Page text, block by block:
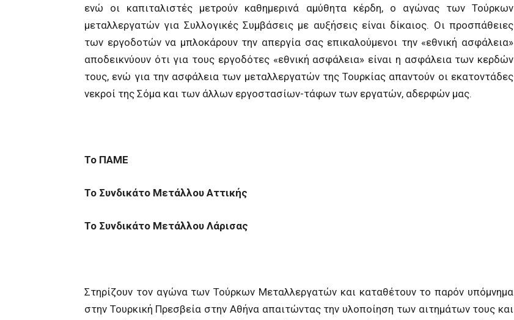
ενώ οι καπιταλιστές μετρούν καθημερινά αμύθητα κέρδη, ο αγώνας των Τούρκων
μεταλλεργατών για Συλλογικές Συμβάσεις με αυξήσεις είναι δίκαιος. Οι προσπάθειες
των εργοδοτών να μπλοκάρουν την απεργία σας επικαλούμενοι την «εθνική ασφάλεια»
αποδεικνύουν ότι για τους εργοδότες «εθνική ασφάλεια» είναι η ασφάλεια των κερδών
τους, ενώ για την ασφάλεια των μεταλλεργατών της Τουρκίας απαντούν οι εκατοντάδες
νεκροί της Σόμα και των άλλων εργοστασίων-τάφων των εργατών, αδερφών μας.
Το ΠΑΜΕ
Το Συνδικάτο Μετάλλου Αττικής
Το Συνδικάτο Μετάλλου Λάρισας
Στηρίζουν τον αγώνα των Τούρκων Μεταλλεργατών και καταθέτουν το παρόν υπόμνημα
στην Τουρκική Πρεσβεία στην Αθήνα απαιτώντας την υλοποίηση των αιτημάτων τους και